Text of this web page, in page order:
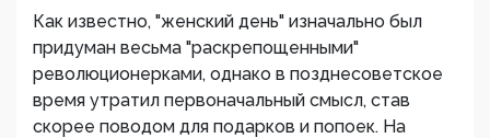
Как известно, "женский день" изначально был
придуман весьма "раскрепощенными"
революционерками, однако в позднесоветское
время утратил первоначальный смысл, став
скорее поводом для подарков и попоек. На